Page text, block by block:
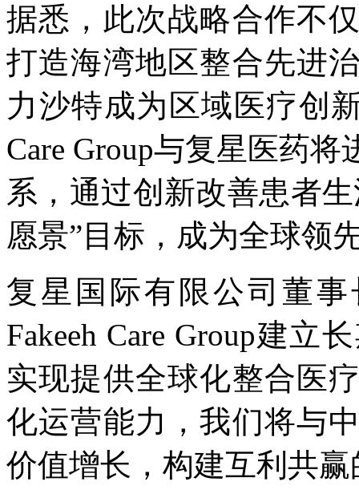
据悉，此次战略合作不
打造海湾地区整合先进
力沙特成为区域医疗创
Care Group与复星医药
系，通过创新改善患者
愿景”目标，成为全球领
复星国际有限公司董
Fakeeh Care Group建立
实现提供全球化整合医
化运营能力，我们将与
价值增长，构建互利共赢